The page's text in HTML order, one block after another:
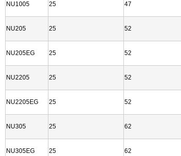
NU1005 25 47
NU205 25 52
NU205EG 25 52
NU2205 25 52
NU2205EG 25 52
NU305 25 62
NU305EG 25 62